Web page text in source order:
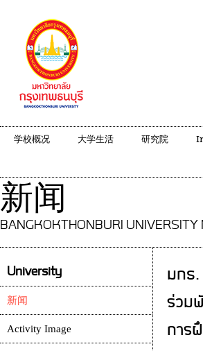
学校概况 大学生活 研究院
新闻
BANGKOKTHONBURI UNIVERSITY
มกธ.
ร่วม
การ
University
新闻
Activity Image